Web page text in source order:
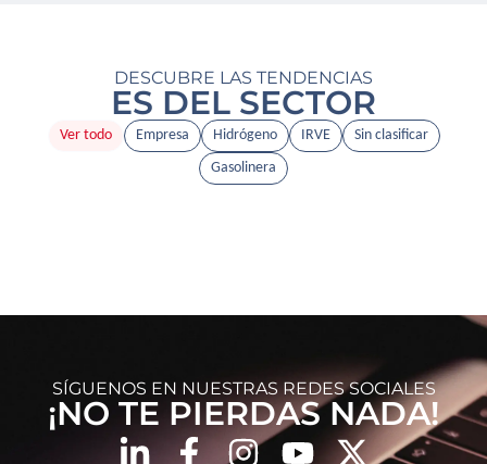
DESCUBRE LAS TENDENCIAS
ES DEL SECTOR
Empresa Hidrógeno IRVE
Sin clasificar
Gasolinera
Ver todo
SÍGUENOS EN NUESTRAS REDES SOCIALES
¡NO TE PIERDAS NADA!